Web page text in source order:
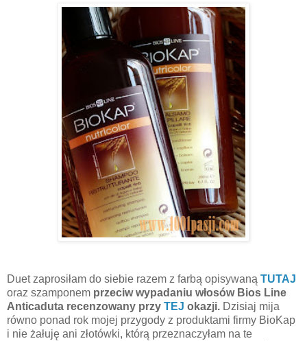
Duet zaprosiłam do siebie razem z farbą opisywaną TUTAJ
oraz szamponem przeciw wypadaniu włosów Bios Line
Anticaduta recenzowany przy TEJ okazji. Dzisiaj mija
równo ponad rok mojej przygody z produktami firmy BioKap
i nie żałuję ani złotówki, którą przeznaczyłam na te